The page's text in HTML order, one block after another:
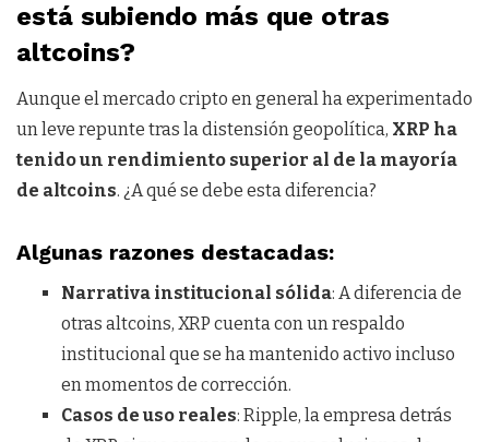
está subiendo más que otras
altcoins?
Aunque el mercado cripto en general ha experimentado
un leve repunte tras la distensión geopolítica, XRP ha
tenido un rendimiento superior al de la mayoría
de altcoins. ¿A qué se debe esta diferencia?
Algunas razones destacadas:
Narrativa institucional sólida: A diferencia de
otras altcoins, XRP cuenta con un respaldo
institucional que se ha mantenido activo incluso
en momentos de corrección.
Casos de uso reales: Ripple, la empresa detrás